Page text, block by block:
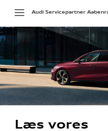
Toggle
navigation
Audi Servicepartner
Læs vores